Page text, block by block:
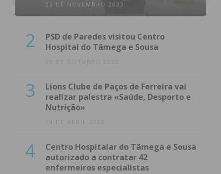
23 DE NOVEMBRO 2023
2
PSD de Paredes visitou Centro
Hospital do Tâmega e Sousa
23 DE OUTUBRO 2023
3
Lions Clube de Paços de Ferreira vai
realizar palestra «Saúde, Desporto e
Nutrição»
14 DE ABRIL 2022
4
Centro Hospitalar do Tâmega e Sousa
autorizado a contratar 42
enfermeiros especialistas